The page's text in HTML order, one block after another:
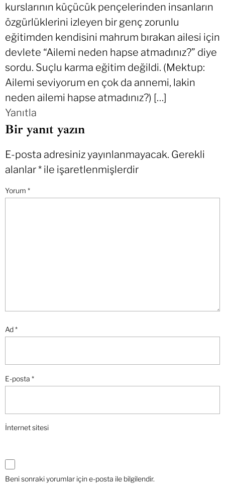
kurslarının küçücük pençelerinden insanların
özgürlüklerini izleyen bir genç zorunlu
eğitimden kendisini mahrum bırakan ailesi için
devlete “Ailemi neden hapse atmadınız?” diye
sordu. Suçlu karma eğitim değildi. (Mektup:
Ailemi seviyorum en çok da annemi, lakin
neden ailemi hapse atmadınız?) […]
Yanıtla
Bir yanıt yazın
E-posta adresiniz yayınlanmayacak. Gerekli
alanlar* ile işaretlenmişlerdir
Yorum *
Ad*
E-posta *
İnternet sitesi
Beni sonraki yorumlar için e-posta ile bilgilendir.